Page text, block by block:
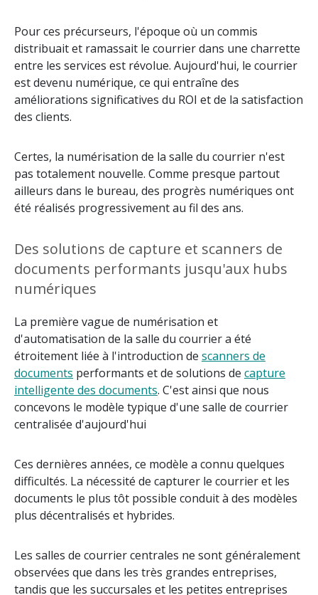
Pour ces précurseurs, l'époque où un commis
distribuait et ramassait le courrier dans une charrette
entre les services est révolue. Aujourd'hui, le courrier
est devenu numérique, ce qui entraîne des
améliorations significatives du ROI et de la satisfaction
des clients.
Certes, la numérisation de la salle du courrier n'est
pas totalement nouvelle. Comme presque partout
ailleurs dans le bureau, des progrès numériques ont
été réalisés progressivement au fil des ans.
Des solutions de capture et scanners de
documents performants jusqu'aux hubs
numériques
La première vague de numérisation et
d'automatisation de la salle du courrier a été
étroitement liée à l'introduction de scanners de
documents performants et de solutions de capture
intelligente des documents. C'est ainsi que nous
concevons le modèle typique d'une salle de courrier
centralisée d'aujourd'hui
Ces dernières années, ce modèle a connu quelques
difficultés. La nécessité de capturer le courrier et les
documents le plus tôt possible conduit à des modèles
plus décentralisés et hybrides.
Les salles de courrier centrales ne sont généralement
observées que dans les très grandes entreprises,
tandis que les succursales et les petites entreprises